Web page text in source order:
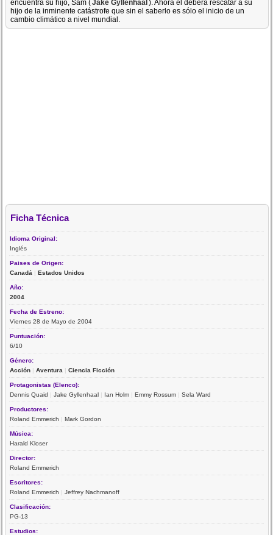
encuentra su hijo, Sam (Jake Gyllenhaal). Ahora él deberá rescatar a su
hijo de la inminente catástrofe que sin el saberlo es sólo el inicio de un
cambio climático a nivel mundial.
Ficha Técnica
Idioma Original:
Inglés
Paises de Origen:
Canadá |Estados Unidos
Año:
2004
Fecha de Estreno:
Viernes 28 de Mayo de 2004
Puntuación:
6/10
Género:
Acción |Aventura |Ciencia Ficción
Protagonistas (Elenco):
Dennis Quaid |Jake Gyllenhaal | Ian Holm |Emmy Rossum |Sela Ward
Productores:
Roland Emmerich |Mark Gordon
Música:
Harald Kloser
Director:
Roland Emmerich
Escritores:
Roland Emmerich |Jeffrey Nachmanoff
Clasificación:
PG-13
Estudios: